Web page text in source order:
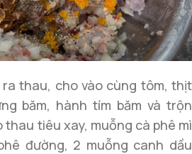
thau, cho vào cùng tôm, thịt
băm, hành tím băm và trộn
tiêu xay, muỗng cà phê mì
đường, 2 muỗng canh dầu